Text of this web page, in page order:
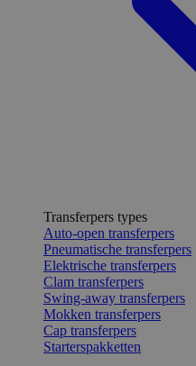
Transferpers types
Auto-open transferpers
Pneumatische transferpers
Elektrische transferpers
Clam transferpers
Swing-away transferpers
Mokken transferpers
Cap transferpers
Starterspakketten